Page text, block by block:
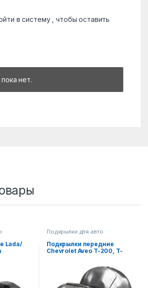
в систему, чтобы оставить
нет.
Lada/
Подкрылки для авто
Подкрылки передние
Chevrolet Aveo T-200, T-